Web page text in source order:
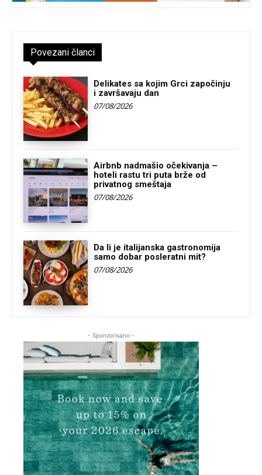
Povezani članci
Delikates sa kojim Grci započinju
i završavaju dan
07/08/2026
Airbnb nadmašio očekivanja –
hoteli rastu tri puta brže od
privatnog smeštaja
07/08/2026
Da li je italijanska gastronomija
samo dobar posleratni mit?
07/08/2026
- Sponzorisano -